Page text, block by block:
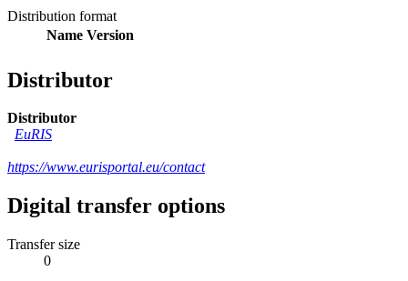
Distribution format
Name Version
Distributor
Distributor
EuRIS
https://www.eurisportal.eu/contact
Digital transfer options
Transfer size
0